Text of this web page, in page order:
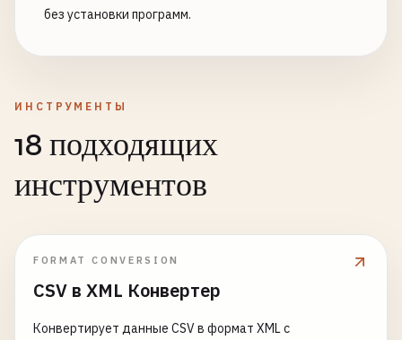
без установки программ.
ИНСТРУМЕНТЫ
18 подходящих
инструментов
FORMAT CONVERSION
CSV в XML Конвертер
Конвертирует данные CSV в формат XML с